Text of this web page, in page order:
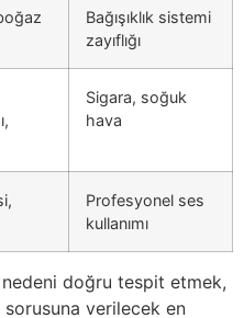
Bağışıklık sistemi
zayıflığı
Sigara, soğuk
hava
Profesyonel ses
kullanımı
nedeni doğru tespit etmek,
sorusuna verilecek en